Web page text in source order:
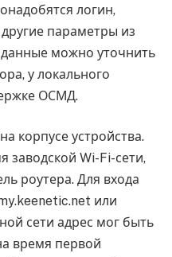
логин,
параметры из
данные можно уточнить
у локального
ОСМД.
корпусе устройства.
заводской Wi-Fi-сети,
роутера. Для входа
или
сети адрес мог быть
время первой